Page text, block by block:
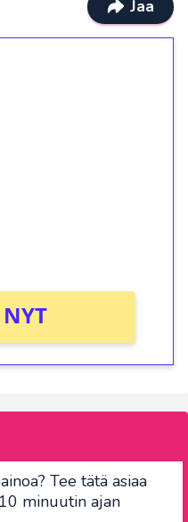
Jaa
Tee tätä asiaa
minuutin ajan